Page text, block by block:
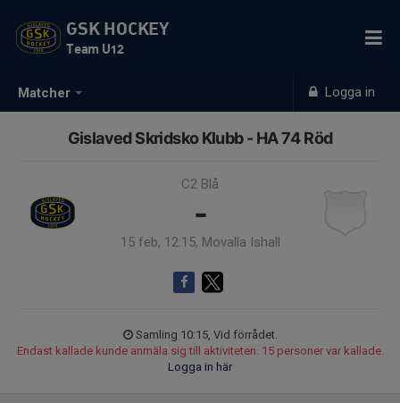
Matcher Logga in
GSK HOCKEY
Team U12
Gislaved Skridsko Klubb - HA 74 Röd
C2 Blå
-
15 feb, 12:15, Movalla Ishall
Samling 10:15, Vid förrådet.
Endast kallade kunde anmäla sig till aktiviteten. 15 personer var kallade.
Logga in här